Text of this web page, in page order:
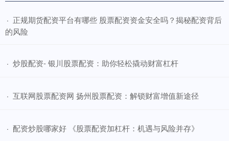
· ​正规期货配资平台有哪些 股票配资资金安全吗？揭秘配资背后
的风险
· ​炒股配资- 银川股票配资：助你轻松撬动财富杠杆
· ​互联网股票配资网 扬州股票配资：解锁财富增值新途径
· ​配资炒股哪家好 《股票配资加杠杆：机遇与风险并存》